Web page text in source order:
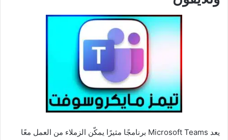
يعد Microsoft Teams برنامجًا مثيرًا يمكّن الزملاء من العمل معًا